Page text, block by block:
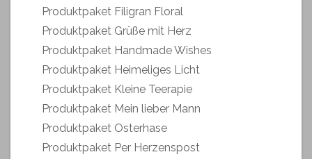
Produktpaket Filigran Floral
Produktpaket Grüße mit Herz
Produktpaket Handmade Wishes
Produktpaket Heimeliges Licht
Produktpaket Kleine Teerapie
Produktpaket Mein lieber Mann
Produktpaket Osterhase
Produktpaket Per Herzenspost